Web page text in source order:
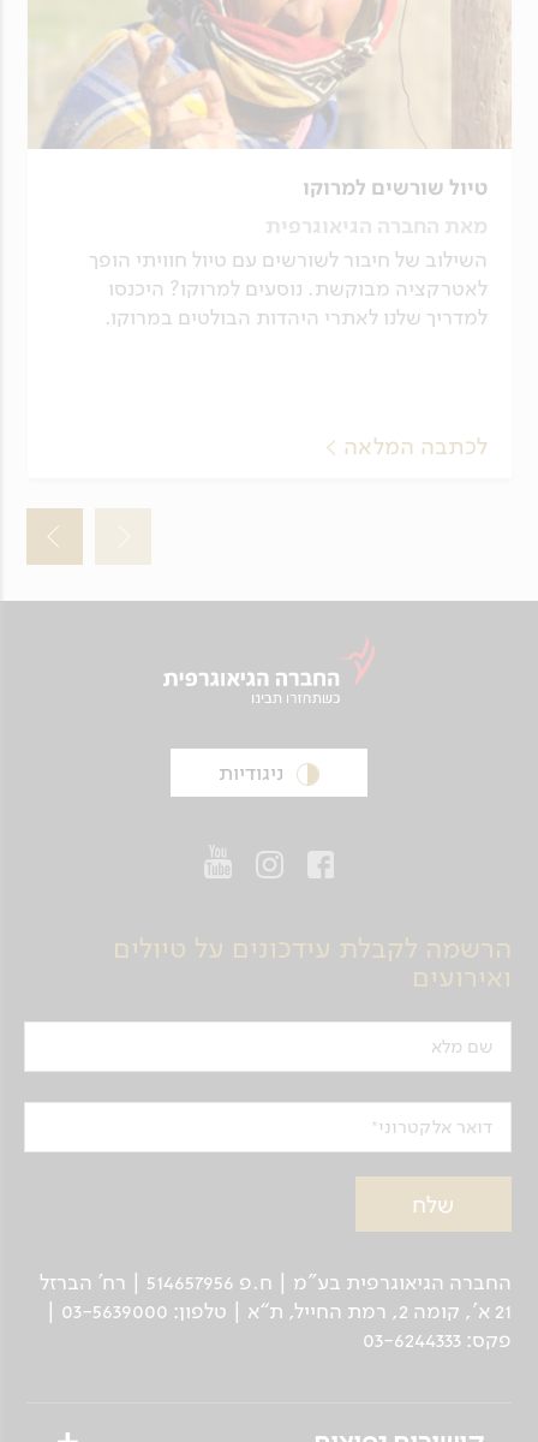
טיול שורשים למרוקו
מאת החברה הגיאוגרפית
השילוב של חיבור לשורשים עם טיול חוויתי הופך
לאטרקציה מבוקשת. נוסעים למרוקו? היכנסו
למדריך שלנו לאתרי היהדות הבולטים במרוקו.
לכתבה המלאה
ניגודיות
הרשמה לקבלת עידכונים על טיולים
ואירועים
שם מלא
דואר אלקטרוני
החברה הגיאוגרפית בע"מ | ח.פ 514657956 | רח’ הברזל
21 א', קומה 2, רמת החייל, ת“א | טלפון: 03-5639000 |
פקס: 03-6244333